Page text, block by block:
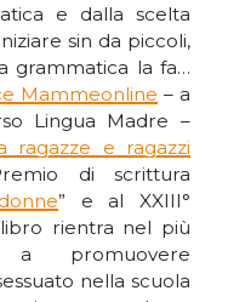
e dalla scelta
sin da piccoli,
grammatica la fa…
Mammeonline – a
Lingua Madre –
ragazze e ragazzi
di scrittura
” e al XXIII°
rientra nel più
promuovere
nella scuola